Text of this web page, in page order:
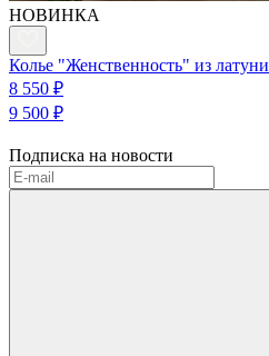
НОВИНКА
Колье "Женственность" из латуни
8 550 ₽
9 500 ₽
Подписка на новости